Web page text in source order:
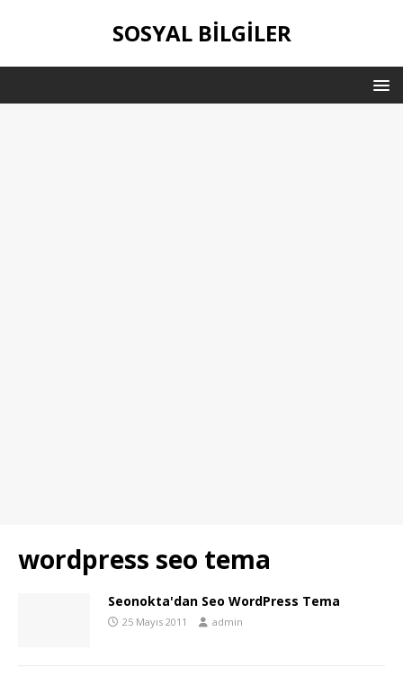
SOSYAL BILGILER
wordpress seo tema
Seonokta'dan Seo WordPress Tema
25 Mayıs 2011 admin